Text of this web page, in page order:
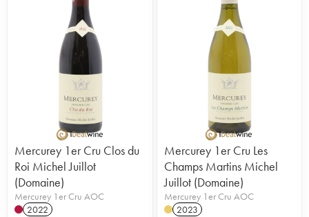
Mercurey 1er Cru Clos du
Roi Michel Juillot
(Domaine)
Mercurey 1er Cru AOC
2022
Mercurey 1er Cru Les
Champs Martins Michel
Juillot (Domaine)
Mercurey 1er Cru AOC
2023